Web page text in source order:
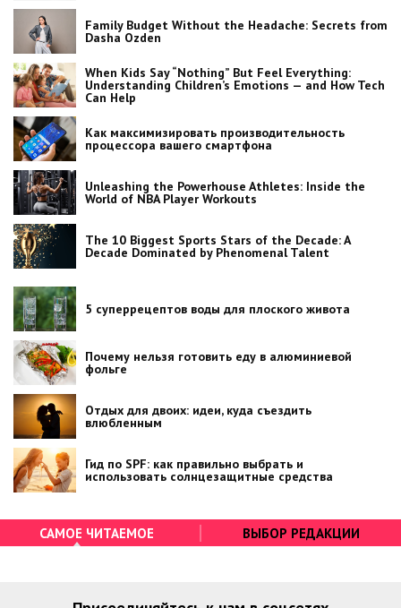
Family Budget Without the Headache: Secrets from
Dasha Ozden
When Kids Say “Nothing” But Feel Everything:
Understanding Children’s Emotions — and How Tech
Can Help
Как максимизировать производительность
процессора вашего смартфона
Unleashing the Powerhouse Athletes: Inside the
World of NBA Player Workouts
The 10 Biggest Sports Stars of the Decade: A
Decade Dominated by Phenomenal Talent
5 суперрецептов воды для плоского живота
Почему нельзя готовить еду в алюминиевой
фольге
Отдых для двоих: идеи, куда съездить
влюбленным
Гид по SPF: как правильно выбрать и
использовать солнцезащитные средства
САМОЕ ЧИТАЕМОЕ ВЫБОР РЕДАКЦИИ